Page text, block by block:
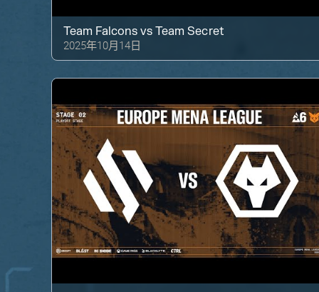
Team Falcons vsTeam Secret
2025年10月14日